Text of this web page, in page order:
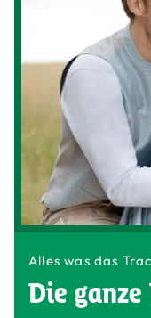
Alles was das
Die